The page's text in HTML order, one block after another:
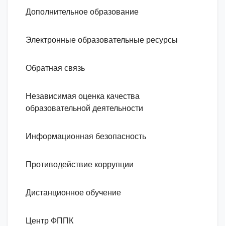
Дополнительное образование
Электронные образовательные ресурсы
Обратная связь
Независимая оценка качества
образовательной деятельности
Информационная безопасность
Противодействие коррупции
Дистанционное обучение
Центр ФППК